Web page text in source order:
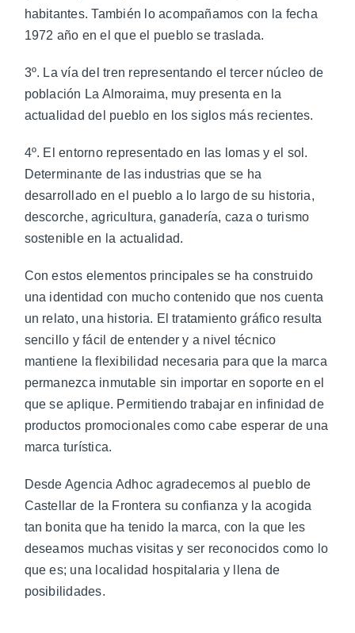
habitantes. También lo acompañamos con la fecha
1972 año en el que el pueblo se traslada.
3º. La vía del tren representando el tercer núcleo de
población La Almoraima, muy presenta en la
actualidad del pueblo en los siglos más recientes.
4º. El entorno representado en las lomas y el sol.
Determinante de las industrias que se ha
desarrollado en el pueblo a lo largo de su historia,
descorche, agricultura, ganadería, caza o turismo
sostenible en la actualidad.
Con estos elementos principales se ha construido
una identidad con mucho contenido que nos cuenta
un relato, una historia. El tratamiento gráfico resulta
sencillo y fácil de entender y a nivel técnico
mantiene la flexibilidad necesaria para que la marca
permanezca inmutable sin importar en soporte en el
que se aplique. Permitiendo trabajar en infinidad de
productos promocionales como cabe esperar de una
marca turística.
Desde Agencia Adhoc agradecemos al pueblo de
Castellar de la Frontera su confianza y la acogida
tan bonita que ha tenido la marca, con la que les
deseamos muchas visitas y ser reconocidos como lo
que es; una localidad hospitalaria y llena de
posibilidades.